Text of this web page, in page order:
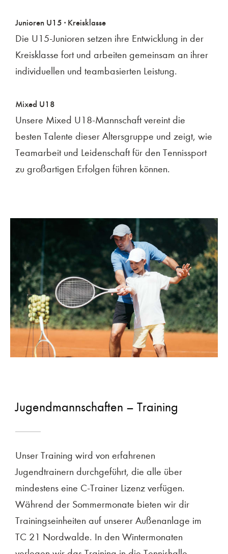
Junioren U15 · Kreisklasse
Die U15-Junioren setzen ihre Entwicklung in der
Kreisklasse fort und arbeiten gemeinsam an ihrer
individuellen und teambasierten Leistung.
Mixed U18
Unsere Mixed U18-Mannschaft vereint die
besten Talente dieser Altersgruppe und zeigt, wie
Teamarbeit und Leidenschaft für den Tennissport
zu großartigen Erfolgen führen können.
Jugendmannschaften – Training
Unser Training wird von erfahrenen
Jugendtrainern durchgeführt, die alle über
mindestens eine C-Trainer Lizenz verfügen.
Während der Sommermonate bieten wir dir
Trainingseinheiten auf unserer Außenanlage im
TC 21 Nordwalde. In den Wintermonaten
KONTAKT
DATENSCHUTZ
INSTAGRAM
© TC Nordwalde 1921 e. V. 2023–2026